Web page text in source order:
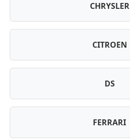
CHRYSLER
CITROEN
DS
FERRARI